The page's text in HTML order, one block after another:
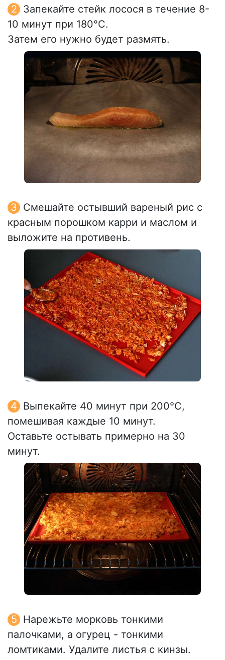
Запекайте стейк лосося в течение 8-
10 минут при 180°C.
Затем его нужно будет размять.
Смешайте остывший вареный рис с
красным порошком карри и маслом и
выложите на противень.
Выпекайте 40 минут при 200°C,
помешивая каждые 10 минут.
Оставьте остывать примерно на 30
минут.
Нарежьте морковь тонкими
палочками, а огурец - тонкими
ломтиками. Удалите листья с кинзы.